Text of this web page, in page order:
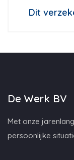
Dit
De Werk BV
Met onze
persoonlijke